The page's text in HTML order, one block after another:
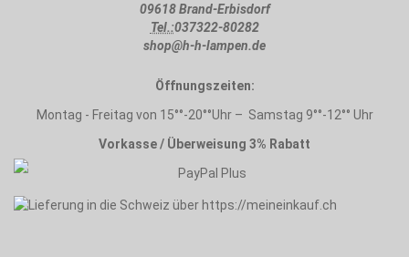
09618 Brand-Erbisdorf
Tel.:037322-80282
shop@h-h-lampen.de
Öffnungszeiten:
Montag - Freitag von 15°°-20°°Uhr – Samstag 9°°-12°° Uhr
Vorkasse / Überweisung 3% Rabatt